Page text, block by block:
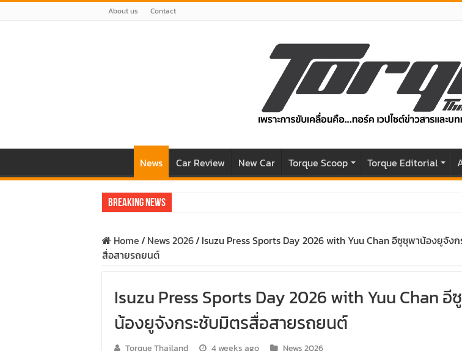
About us Contact
News Car Review New Car Torque Scoop Torque Editorial
Breaking News
รีวิว ลองขับ All New GWM HAVAL H6 ปรับโฉมหน้าใหม่หล่อกว่าเดิม พร้อมสมรรถน
รีวิว ลองขับรถกระบะรุ่นพิเศษ FORD RANGER MS-RT ครั้งแรกในสนามแข่ง
ทริปแอ่วเหนือสุดพีค! เส้นทางเชียงใหม่-เชียงรายกับ MU-X “THE NEXT PEAK” ระย
Home/ News 2026/ Isuzu Press Sports Day 2026 with Yuu Chan อีซูซุพาน้องยูจัง
สื่อสายรถยนต์
Isuzu Press Sports Day 2026 with Yuu Chan อี
น้องยูจังกระชับมิตรสื่อสายรถยนต์
Torque Thailand 4 weeks ago News 2026